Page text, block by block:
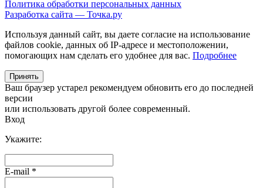
Политика обработки персональных данных
Разработка сайта — Точка.ру
Используя данный сайт, вы даете согласие на использование
файлов cookie, данных об IP-адресе и местоположении,
помогающих нам сделать его удобнее для вас. Подробнее
Принять
Ваш браузер устарел рекомендуем обновить его до последней
версии
или использовать другой более современный.
Вход
Укажите:
E-mail *